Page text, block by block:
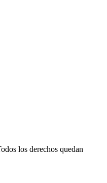
los derechos quedan